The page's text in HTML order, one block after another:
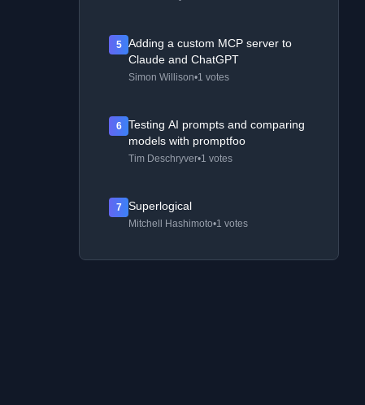
5
Adding a custom MCP server to
Claude and ChatGPT
Simon Willison•1 votes
6
Testing AI prompts and comparing
models with promptfoo
Tim Deschryver•1 votes
7 Superlogical
Mitchell Hashimoto•1 votes